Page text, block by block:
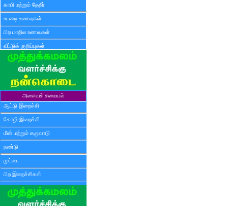
காபி மற்றும் தேநீர்
உடனடி உணவுகள்
பிற மாநில உணவுகள்
வீட்டுக் குறிப்புகள்
அசைவச் சமையல்
ஆட்டு இறைச்சி
கோழி இறைச்சி
மீன் மற்றும் கருவாடு
நண்டு
முட்டை
பிற இறைச்சிகள்